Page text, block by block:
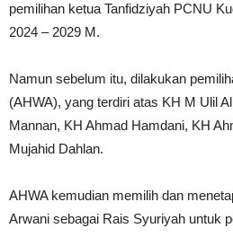
pemilihan ketua Tanfidziyah PCNU
2024 – 2029 M.
Namun sebelum itu, dilakukan
(AHWA), yang terdiri atas KH M Ulil
Mannan, KH Ahmad Hamdani, KH
Mujahid Dahlan.
AHWA kemudian memilih dan
Arwani sebagai Rais Syuriyah untuk